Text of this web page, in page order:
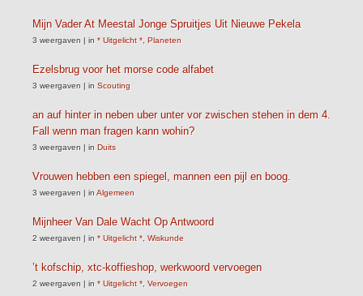
Mijn Vader At Meestal Jonge Spruitjes Uit Nieuwe Pekela
3 weergaven | in * Uitgelicht * Planeten
Ezelsbrug voor het morse code alfabet
3 weergaven | in Scouting
an auf hinter in neben uber unter vor zwischen stehen in dem 4.
Fall wenn man fragen kann wohin?
3 weergaven | in Duits
Vrouwen hebben een spiegel, mannen een pijl en boog.
3 weergaven | in Algemeen
Mijnheer Van Dale Wacht Op Antwoord
2 weergaven | in * Uitgelicht * Wiskunde
’t kofschip, xtc-koffieshop, werkwoord vervoegen
2 weergaven | in * Uitgelicht * Vervoegen